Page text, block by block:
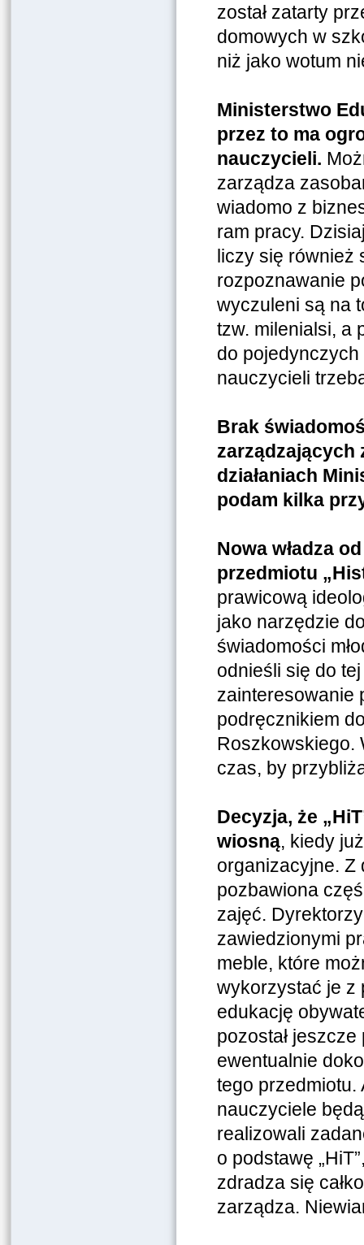
został zatarty
domowych w
niż jako wotum
Ministerstwo
przez to ma
nauczycieli.
zarządza
wiadomo z
ram pracy.
liczy się również
rozpoznawanie
wyczuleni są na
tzw. milenialsi, a
do pojedynczych
nauczycieli
Brak
zarządzających
działaniach
podam kilka
Nowa władza
przedmiotu
prawicową
jako narzędzie
świadomości
odnieśli się do
zainteresowanie
podręcznikiem
Roszkowskiego.
czas, by
Decyzja, że
wiosną, kiedy
organizacyjne. Z
pozbawiona
zajęć.
zawiedzionymi
meble, które
wykorzystać je z
edukację
pozostał
ewentualnie
tego przedmiotu.
nauczyciele
realizowali
o podstawę
zdradza się
zarządza.